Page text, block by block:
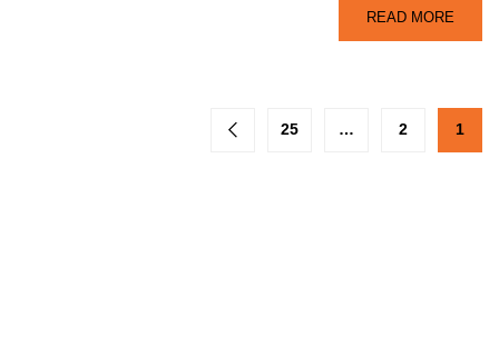
READ MORE
1
2
…
25